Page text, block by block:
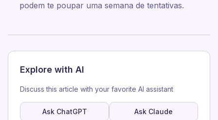
podem te poupar uma semana de tentativas.
Explore with AI
Discuss this article with your favorite AI assistant
Ask ChatGPT Ask Claude